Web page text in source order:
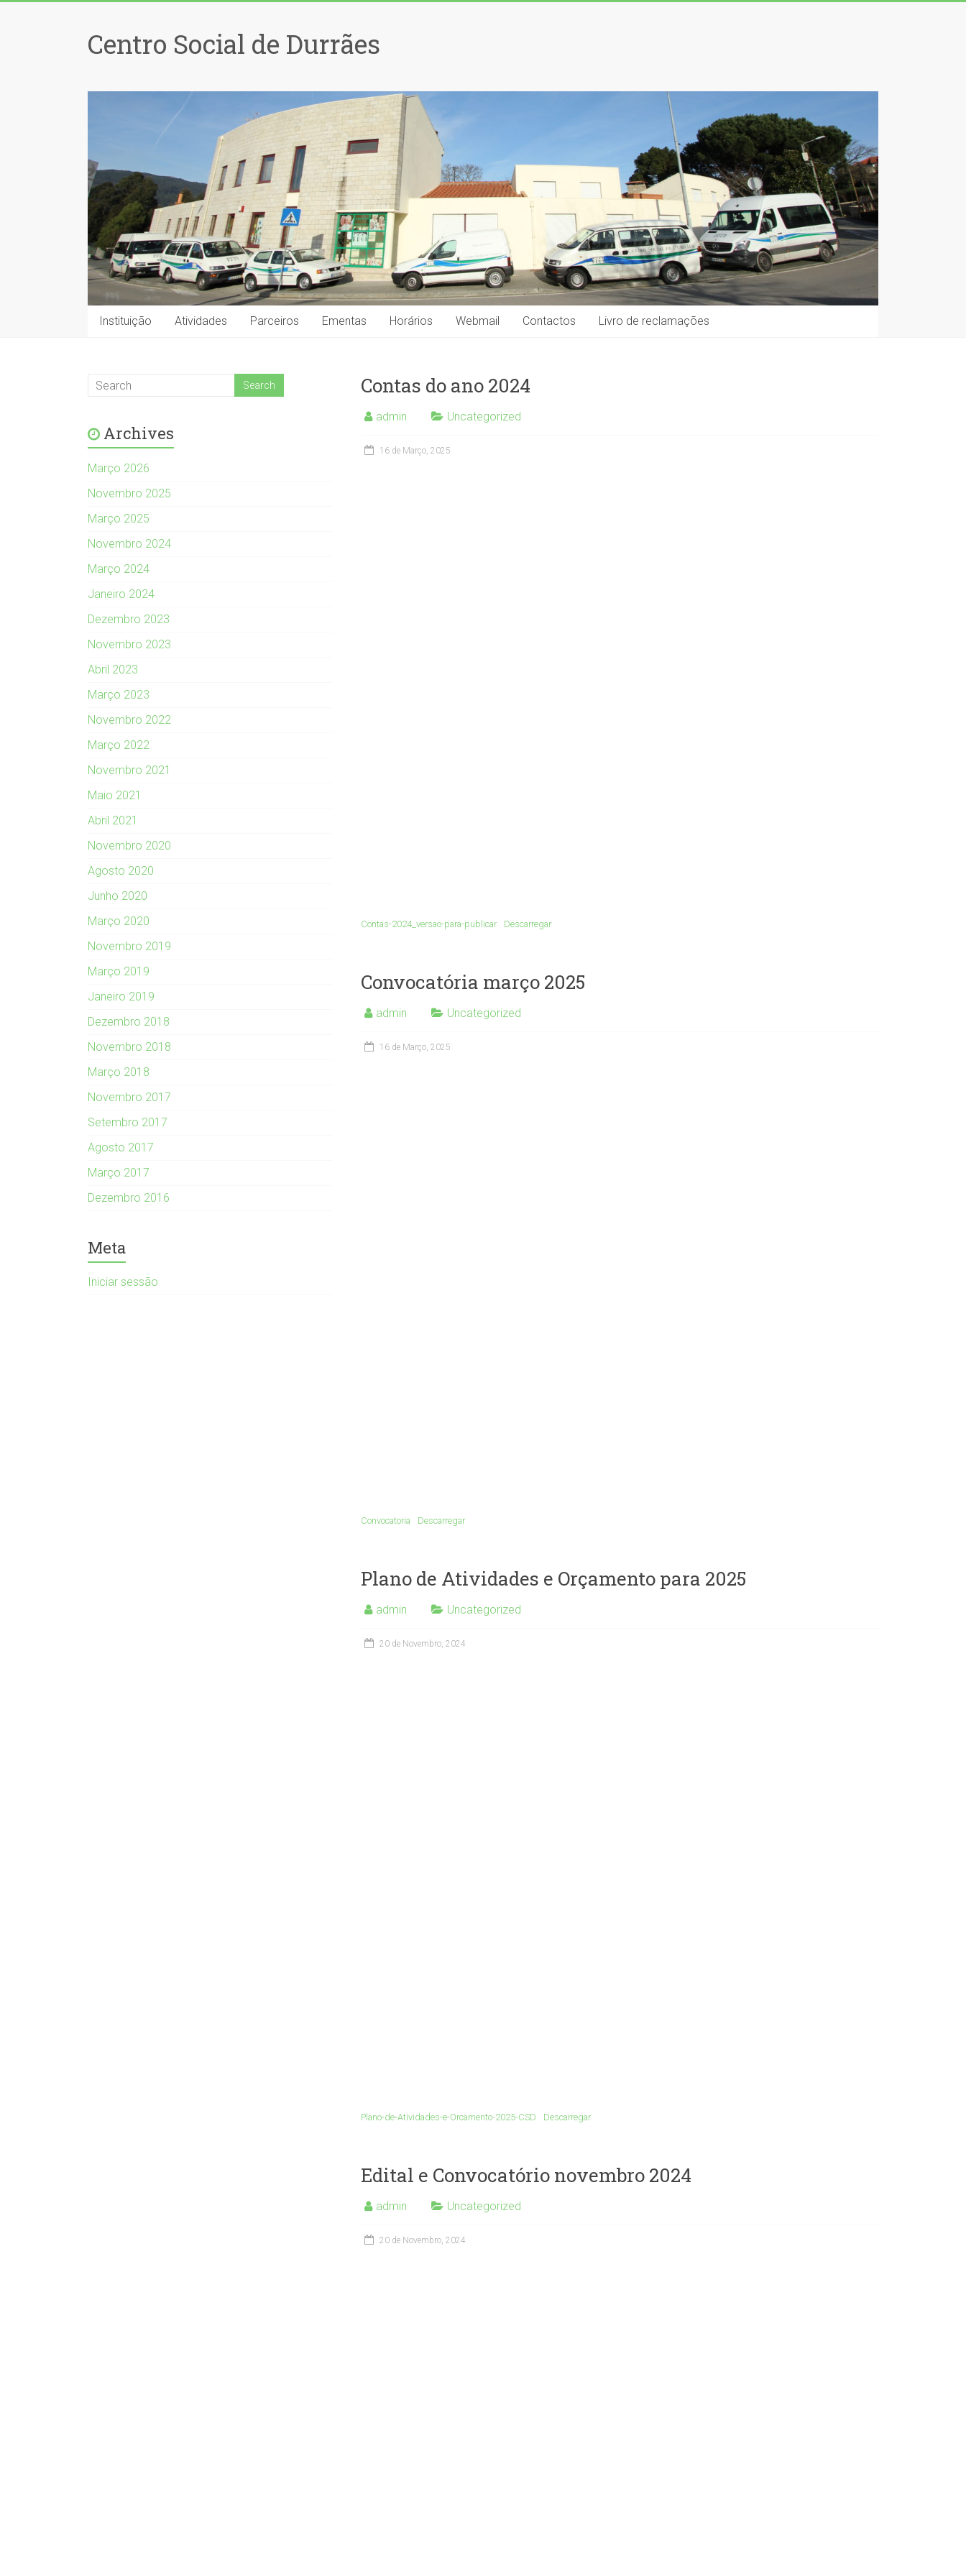
Centro Social de Durrães
Instituição Atividades Parceiros Ementas Horários Webmail Contactos Livro de reclamações
Contas do ano 2024
admin Uncategorized
16 de Março, 2025
Contas-2024_versao-para-publicar Descarregar
Convocatória março 2025
admin Uncategorized
16 de Março, 2025
Convocatoria Descarregar
Plano de Atividades e Orçamento para 2025
admin Uncategorized
20 de Novembro, 2024
Plano-de-Atividades-e-Orcamento-2025-CSD Descarregar
Edital e Convocatório novembro 2024
admin Uncategorized
20 de Novembro, 2024
Archives
Março 2026
Novembro 2025
Março 2025
Novembro 2024
Março 2024
Janeiro 2024
Dezembro 2023
Novembro 2023
Abril 2023
Março 2023
Novembro 2022
Março 2022
Novembro 2021
Maio 2021
Abril 2021
Novembro 2020
Agosto 2020
Junho 2020
Março 2020
Novembro 2019
Março 2019
Janeiro 2019
Dezembro 2018
Novembro 2018
Março 2018
Novembro 2017
Setembro 2017
Agosto 2017
Março 2017
Dezembro 2016
Meta
Iniciar sessão